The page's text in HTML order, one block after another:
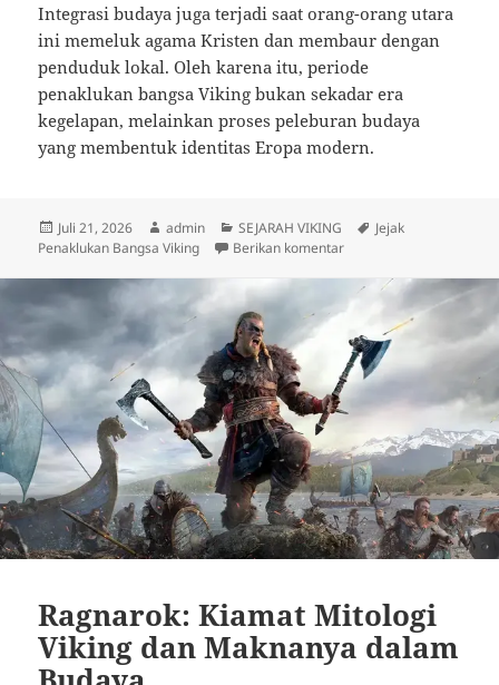
Integrasi budaya juga terjadi saat orang-orang utara
ini memeluk agama Kristen dan membaur dengan
penduduk lokal. Oleh karena itu, periode
penaklukan bangsa Viking bukan sekadar era
kegelapan, melainkan proses peleburan budaya
yang membentuk identitas Eropa modern.
Diposkan
pada
Juli 21, 2026 Penulis
admin Kategori
SEJARAH VIKING Tag
Jejak
Penaklukan Bangsa Viking
Berikan komentaruntuk Jejak Penaklukan
Ragnarok: Kiamat Mitologi
Viking dan Maknanya dalam